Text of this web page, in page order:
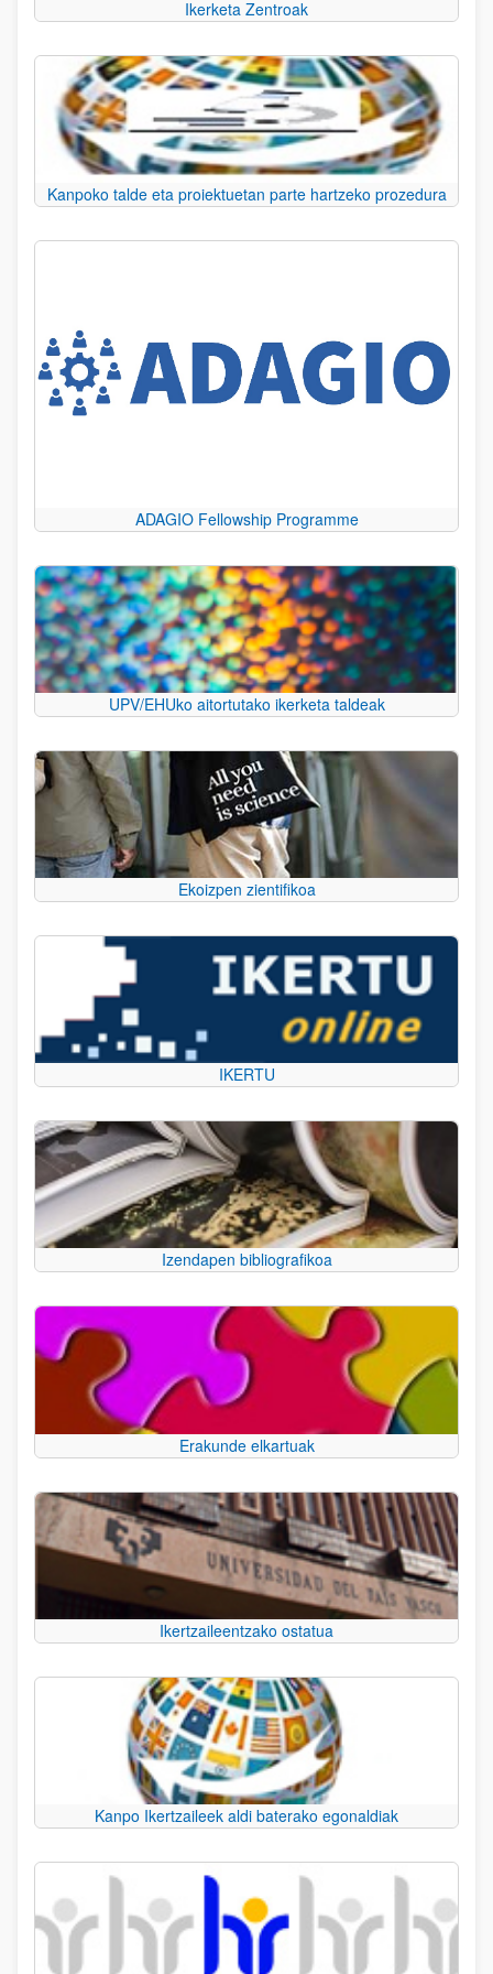
Ikerketa Zentroak
Kanpoko talde eta proiektuetan parte hartzeko prozedura
ADAGIO Fellowship Programme
UPV/EHUko aitortutako ikerketa taldeak
Ekoizpen zientifikoa
IKERTU
Izendapen bibliografikoa
Erakunde elkartuak
Ikertzaileentzako ostatua
Kanpo Ikertzaileek aldi baterako egonaldiak